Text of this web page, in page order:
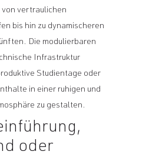
vertraulichen
bis hin zu dynamischeren
Die modulierbaren
Infrastruktur
Studientage oder
in einer ruhigen und
zu gestalten.
oder